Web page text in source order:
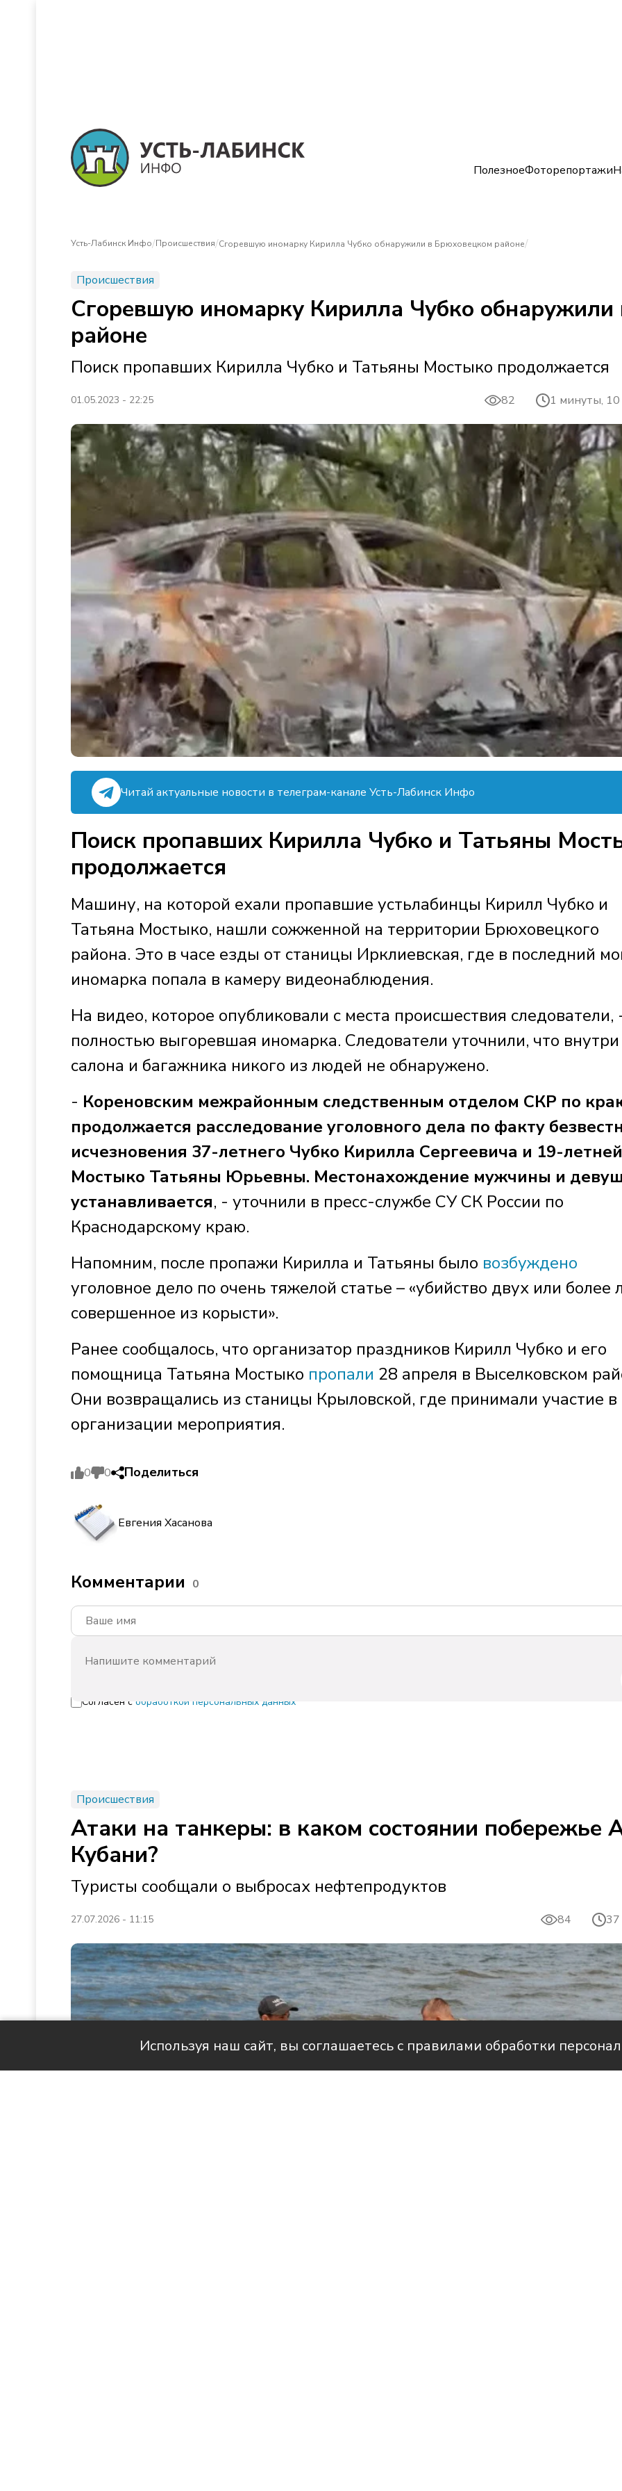
ПолезноеФоторепортажи
Усть-Лабинск Инфо/Происшествия/Сгоревшую иномарку Кирилла Чубко обнаружили в Брюховецком районе/
Происшествия
Сгоревшую иномарку Кирилла Чубко
районе
Поиск пропавших Кирилла Чубко и Татьяны Мостыко продолжается
01.05.2023 - 22:25 82 1 минуты, 10
Читай актуальные новости в телеграм-канале Усть-Лабинск Инфо
Поиск пропавших Кирилла Чубко и Татьяны
продолжается
Машину, на которой ехали пропавшие устьлабинцы Кирилл Чубко и
Татьяна Мостыко, нашли сожженной на территории Брюховецкого
района. Это в часе езды от станицы Ирклиевская, где в последний
иномарка попала в камеру видеонаблюдения.
На видео, которое опубликовали с места происшествия следователи,
полностью выгоревшая иномарка. Следователи уточнили, что внутри
салона и багажника никого из людей не обнаружено.
- Кореновским межрайонным следственным отделом СКР по
продолжается расследование уголовного дела по факту
исчезновения 37-летнего Чубко Кирилла Сергеевича и 19-летней
Мостыко Татьяны Юрьевны. Местонахождение мужчины и
устанавливается, - уточнили в пресс-службе СУ СК России по
Краснодарскому краю.
Напомним, после пропажи Кирилла и Татьяны было возбуждено
уголовное дело по очень тяжелой статье – «убийство двух или более
совершенное из корысти».
Ранее сообщалось, что организатор праздников Кирилл Чубко и его
помощница Татьяна Мостыко пропали 28 апреля в Выселковском
Они возвращались из станицы Крыловской, где принимали участие в
организации мероприятия.
0 0 Поделиться
Евгения Хасанова
Комментарии 0
Согласен с обработкой персональных данных
Происшествия
Атаки на танкеры: в каком состоянии побережье
Кубани?
Туристы сообщали о выбросах нефтепродуктов
27.07.2026 - 11:15 84 37
Используя наш сайт, вы соглашаетесь с правилами обработки